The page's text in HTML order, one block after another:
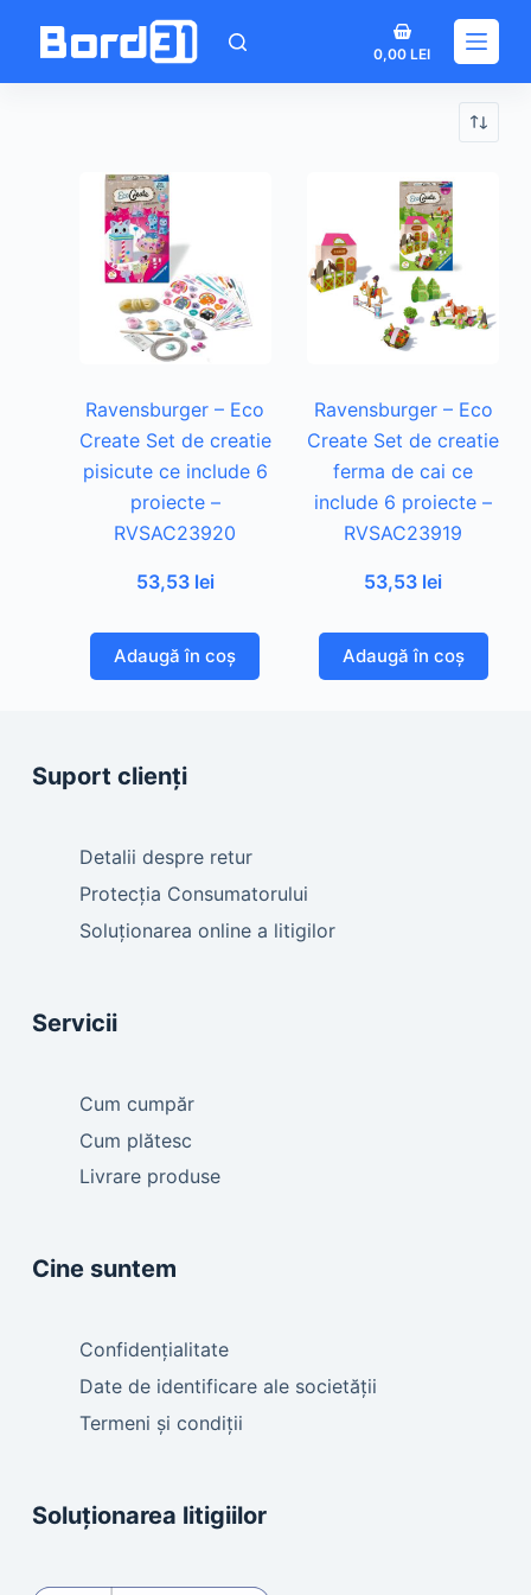
Coș
de
cumpărături
0,00LEI
Ravensburger – Eco
Create Set de creatie
pisicute ce include 6
proiecte –
RVSAC23920
53,53 lei
Adaugă în coș
Ravensburger – Eco
Create Set de creatie
ferma de cai ce
include 6 proiecte –
RVSAC23919
53,53 lei
Adaugă în coș
Suport clienți
Detalii despre retur
Protecția Consumatorului
Soluționarea online a litigilor
Servicii
Cum cumpăr
Cum plătesc
Livrare produse
Cine suntem
Confidențialitate
Date de identificare ale societății
Termeni și condiții
Soluționarea litigiilor